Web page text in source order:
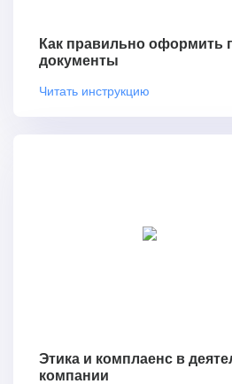
Как правильно оформить
документы
Читать инструкцию
Этика и комплаенс в
компании